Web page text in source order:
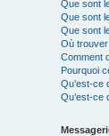
Que sont
Que sont
Que sont
Où trouver
Comment
Pourquoi
Qu’est-ce
Qu’est-ce